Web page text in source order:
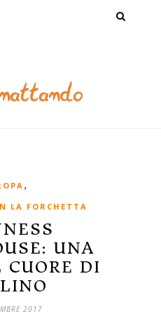
,
LA FORCHETTA
UNA
DI
2017